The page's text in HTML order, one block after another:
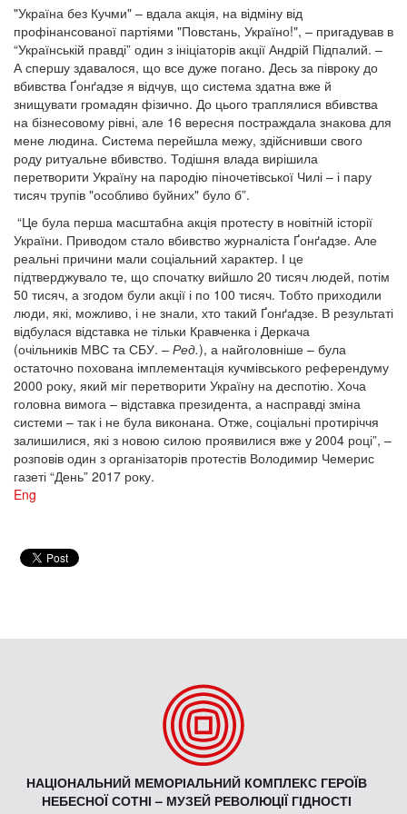
"Україна без Кучми" – вдала акція, на відміну від
профінансованої партіями "Повстань, Україно!", – пригадував в
“Українській правді” один з ініціаторів акції Андрій Підпалий. –
А спершу здавалося, що все дуже погано. Десь за півроку до
вбивства Ґонґадзе я відчув, що система здатна вже й
знищувати громадян фізично. До цього траплялися вбивства
на бізнесовому рівні, але 16 вересня постраждала знакова для
мене людина. Система перейшла межу, здійснивши свого
роду ритуальне вбивство. Тодішня влада вирішила
перетворити Україну на пародію піночетівської Чилі – і пару
тисяч трупів "особливо буйних" було б”.
“Це була перша масштабна акція протесту в новітній історії
України. Приводом стало вбивство журналіста Ґонґадзе. Але
реальні причини мали соціальний характер. І це
підтверджувало те, що спочатку вийшло 20 тисяч людей, потім
50 тисяч, а згодом були акції і по 100 тисяч. Тобто приходили
люди, які, можливо, і не знали, хто такий Ґонґадзе. В результаті
відбулася відставка не тільки Кравченка і Деркача
(очільників МВС та СБУ. – Ред.), а найголовніше – була
остаточно похована імплементація кучмівського референдуму
2000 року, який міг перетворити Україну на деспотію. Хоча
головна вимога – відставка президента, а насправді зміна
системи – так і не була виконана. Отже, соціальні протиріччя
залишилися, які з новою силою проявилися вже у 2004 році”, –
розповів один з організаторів протестів Володимир Чемерис
газеті “День” 2017 року.
Eng
НАЦІОНАЛЬНИЙ МЕМОРІАЛЬНИЙ КОМПЛЕКС ГЕРОЇВ
НЕБЕСНОЇ СОТНІ – МУЗЕЙ РЕВОЛЮЦІЇ ГІДНОСТІ